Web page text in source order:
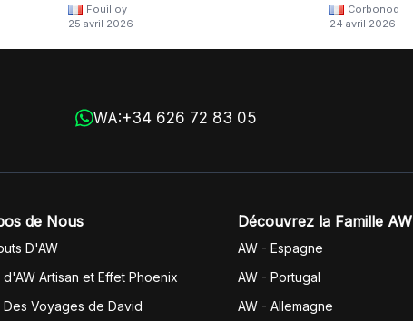
la
dommage
Fouilloy
25 avril 2026
Corbonod
24 avril 2026
WA:+34 626 72 83 05
de Nous
D'AW
Artisan et Effet Phoenix
Des Voyages de David
Découvrez la Famille AW
AW - Espagne
AW - Portugal
AW - Allemagne